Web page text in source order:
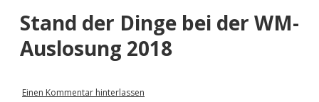
Stand der Dinge bei der WM-
Auslosung 2018
Einen Kommentar hinterlassen